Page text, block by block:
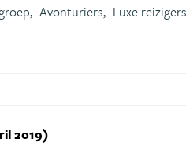
Avonturiers, Luxe
2019)